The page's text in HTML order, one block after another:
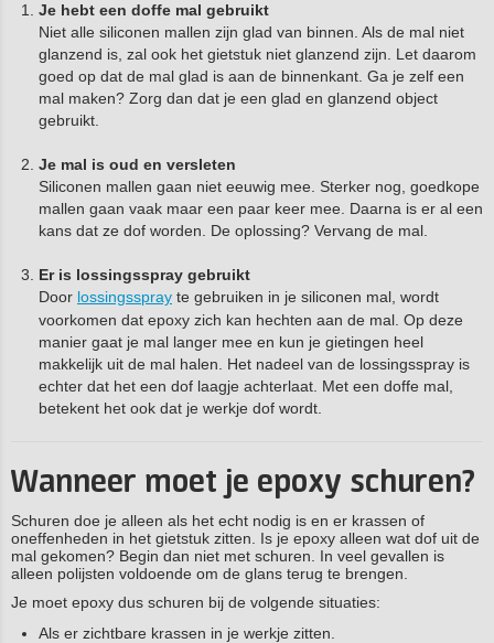
Je hebt een doffe mal gebruikt
Niet alle siliconen mallen zijn glad van binnen. Als de mal niet
glanzend is, zal ook het gietstuk niet glanzend zijn. Let daarom
goed op dat de mal glad is aan de binnenkant. Ga je zelf een
mal maken? Zorg dan dat je een glad en glanzend object
gebruikt.
Je mal is oud en versleten
Siliconen mallen gaan niet eeuwig mee. Sterker nog, goedkope
mallen gaan vaak maar een paar keer mee. Daarna is er al een
kans dat ze dof worden. De oplossing? Vervang de mal.
Er is lossingsspray gebruikt
Door lossingsspray te gebruiken in je siliconen mal, wordt
voorkomen dat epoxy zich kan hechten aan de mal. Op deze
manier gaat je mal langer mee en kun je gietingen heel
makkelijk uit de mal halen. Het nadeel van de lossingsspray is
echter dat het een dof laagje achterlaat. Met een doffe mal,
betekent het ook dat je werkje dof wordt.
Wanneer moet je epoxy schuren?
Schuren doe je alleen als het echt nodig is en er krassen of
oneffenheden in het gietstuk zitten. Is je epoxy alleen wat dof uit de
mal gekomen? Begin dan niet met schuren. In veel gevallen is
alleen polijsten voldoende om de glans terug te brengen.
Je moet epoxy dus schuren bij de volgende situaties:
Als er zichtbare krassen in je werkje zitten.